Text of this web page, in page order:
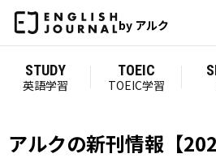
by アルク
STUDY
英語学習
TOEIC
TOEIC学習
アルクの新刊情報【